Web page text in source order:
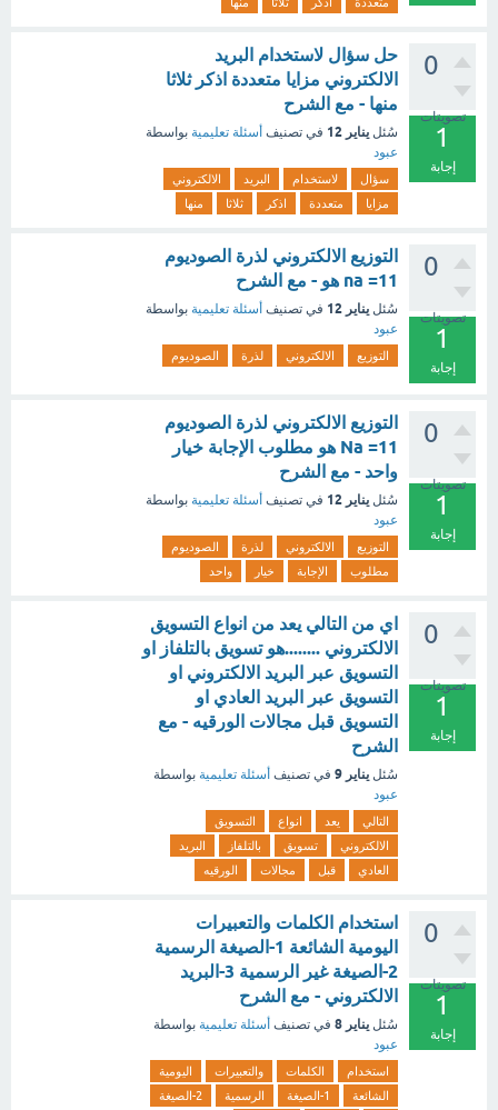
0
تصويتات
1
إجابة
حل سؤال لاستخدام البريد
الالكتروني مزايا متعددة اذكر ثلاثا
منها - مع الشرح
سُئل يناير 12 في تصنيف أسئلة تعليمية بواسطة
عبود
سؤال لاستخدام البريد
الالكتروني
مزايا
متعددة اذكر ثلاثا منها
0
تصويتات
1
إجابة
التوزيع الالكتروني لذرة الصوديوم
na =11 هو - مع الشرح
سُئل يناير 12 في تصنيف أسئلة تعليمية بواسطة
عبود
التوزيع الالكتروني لذرة الصوديوم
0
تصويتات
1
إجابة
التوزيع الالكتروني لذرة الصوديوم
Na =11 هو مطلوب الإجابة خيار
واحد - مع الشرح
سُئل يناير 12 في تصنيف أسئلة تعليمية بواسطة
عبود
التوزيع الالكتروني لذرة
الصوديوم
مطلوب
الإجابة خيار واحد
0
تصويتات
1
إجابة
اي من التالي يعد من انواع التسويق
الالكتروني ........هو تسويق بالتلفاز او
التسويق عبر البريد الالكتروني او
التسويق عبر البريد العادي او
التسويق قبل مجالات الورقيه - مع
الشرح
سُئل يناير 9 في تصنيف أسئلة تعليمية بواسطة
عبود
التالي يعد انواع
التسويق
الالكتروني
تسويق بالتلفاز
البريد
العادي
قبل مجالات الورقيه
0
تصويتات
1
إجابة
استخدام الكلمات والتعبيرات
اليومية الشائعة 1-الصيغة الرسمية
2-الصيغة غير الرسمية 3-البريد
الالكتروني - مع الشرح
سُئل يناير 8 في تصنيف أسئلة تعليمية بواسطة
عبود
استخدام الكلمات والتعبيرات
اليومية
الشائعة
1-الصيغة الرسمية
2-الصيغة